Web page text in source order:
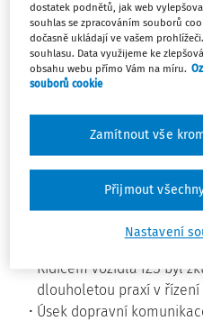
Podrobnějším šetřením
tato klíčová zjištění:
Řidič předmětného
dispozici měl služební
automobil) vybavený
modré barvy, doplněným
znamení. Hlavním
apod. Vozidlo IZS měl
Řidičem vozidla IZS byl
dlouholetou praxí v řízení
Úsek dopravní
dostatek podnětů, jak web
souhlas se zpracováním souborů
dočasně ukládají ve vašem
souhlasu. Data využijeme ke
obsahu webu přímo Vám na míru.
souborů cookie
Nastavení
Zamítnout vše
Přijmout